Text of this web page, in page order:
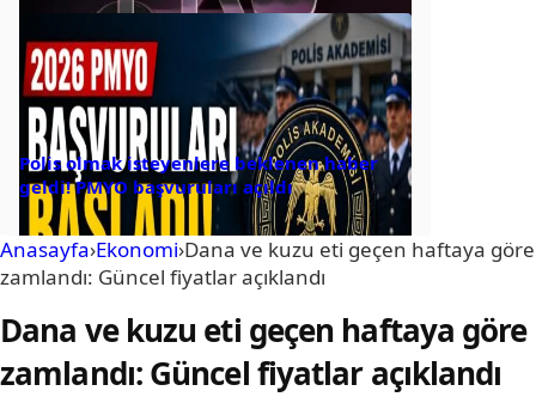
Polis olmak isteyenlere beklenen haber
geldi! PMYO başvuruları açıldı
Anasayfa›Ekonomi›Dana ve kuzu eti geçen haftaya göre
zamlandı: Güncel fiyatlar açıklandı
Dana ve kuzu eti geçen haftaya göre
zamlandı: Güncel fiyatlar açıklandı